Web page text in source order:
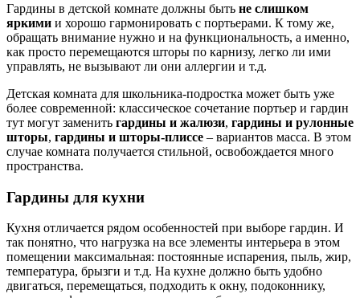
Гардины в детской комнате должны быть не слишком
яркими и хорошо гармонировать с портьерами. К тому же,
обращать внимание нужно и на функциональность, а именно,
как просто перемещаются шторы по карнизу, легко ли ими
управлять, не вызывают ли они аллергии и т.д.
Детская комната для школьника-подростка может быть уже
более современной: классическое сочетание портьер и гардин
тут могут заменить гардины и жалюзи, гардины и рулонные
шторы, гардины и шторы-плиссе – вариантов масса. В этом
случае комната получается стильной, освобождается много
пространства.
Гардины для кухни
Кухня отличается рядом особенностей при выборе гардин. И
так понятно, что нагрузка на все элементы интерьера в этом
помещении максимальная: постоянные испарения, пыль, жир,
температура, брызги и т.д. На кухне должно быть удобно
двигаться, перемещаться, подходить к окну, подоконнику,